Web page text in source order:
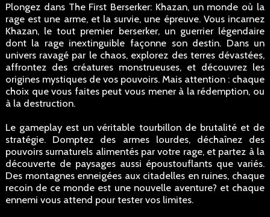
Plongez dans The First Berserker: Khazan, un monde où la
rage est une arme, et la survie, une épreuve. Vous incarnez
Khazan, le tout premier berserker, un guerrier légendaire
dont la rage inextinguible façonne son destin. Dans un
univers ravagé par le chaos, explorez des terres dévastées,
affrontez des créatures monstrueuses, et découvrez les
origines mystiques de vos pouvoirs. Mais attention : chaque
choix que vous faites peut vous mener à la rédemption, ou
à la destruction.
Le gameplay est un véritable tourbillon de brutalité et de
stratégie. Domptez des armes lourdes, déchaînez des
pouvoirs surnaturels alimentés par votre rage, et partez à la
découverte de paysages aussi époustouflants que variés.
Des montagnes enneigées aux citadelles en ruines, chaque
recoin de ce monde est une nouvelle aventure? et chaque
ennemi vous attend pour tester vos limites.